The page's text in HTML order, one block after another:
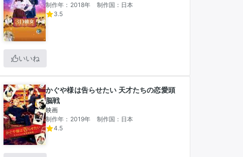
制作年：2018年
制作国：日本
3.5
いいね
かぐや様は告らせたい 天才たちの恋愛頭
脳戦
映画
制作年：2019年
制作国：日本
4.5